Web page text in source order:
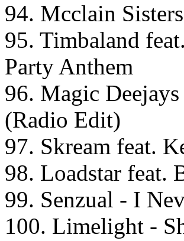
94. Mcclain
95. Timbaland
Party Anthem
96. Magic
(Radio Edit)
97. Skream feat.
98. Loadstar feat.
99. Senzual - I
100. Limelight -